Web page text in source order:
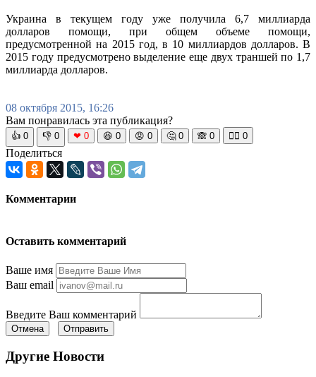
Украина в текущем году уже получила 6,7 миллиарда
долларов помощи, при общем объеме помощи,
предусмотренной на 2015 год, в 10 миллиардов долларов. В
2015 году предусмотрено выделение еще двух траншей по 1,7
миллиарда долларов.
08 октября 2015, 16:26
Вам понравилась эта публикация?
👍 0 👎 0 ❤ 0 😆 0 😡 0 🤔 0 🙈 0 🧘‍♀️ 0
Поделиться
Комментарии
Оставить комментарий
Ваше имя
Ваш email
Введите Ваш комментарий
Отмена Отправить
Другие Новости